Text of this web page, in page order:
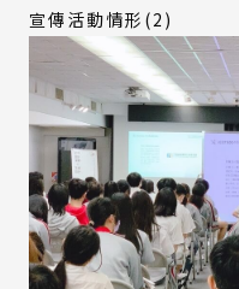
宣傳活動情形(2)